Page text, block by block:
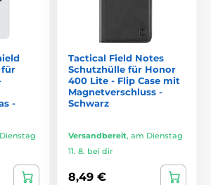
für
-
Tactical Field Notes
Schutzhülle für Honor
400 Lite - Flip Case mit
Magnetverschluss -
Schwarz
Versandbereit, am Dienstag
11. 8. bei dir
8,49 €